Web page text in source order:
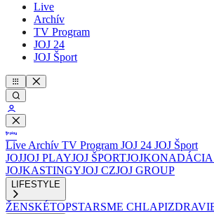
Live
Archív
TV Program
JOJ 24
JOJ Šport
Live Archív TV Program JOJ 24 JOJ Šport
JOJJOJ PLAYJOJ ŠPORTJOJKO
JOJKASTINGYJOJ CZJOJ GROUP
LIFESTYLE
ŽENSKÉTOPSTARSME CHLAPI